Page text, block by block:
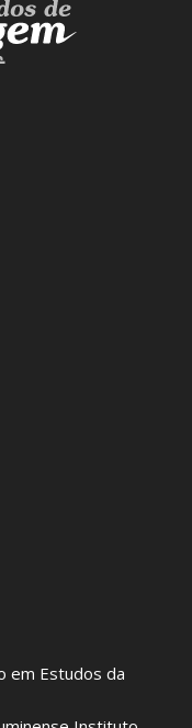
em Estudos da